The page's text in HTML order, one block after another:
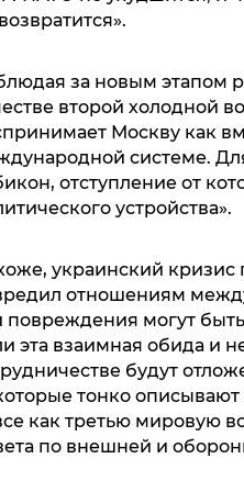
за новым этапом
второй холодной
Москву как
системе.
отступление от
устройства».
украинский кризис
отношениям
повреждения могут
эта взаимная обида и
будут
тонко
как третью мировую
по внешней и